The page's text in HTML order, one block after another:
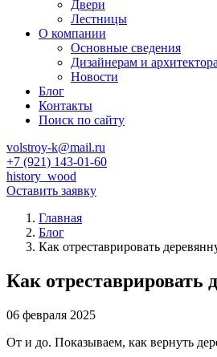
Двери
Лестницы
О компании
Основные сведения
Дизайнерам и
Новости
Блог
Контакты
Поиск по сайту
volstroy-k@mail.ru
+7 (921) 143-01-60
history_wood
Оставить заявку
Главная
Блог
Как отреставрировать
Как отреставрировать
06 февраля 2025
От и до. Показываем, как вернуть